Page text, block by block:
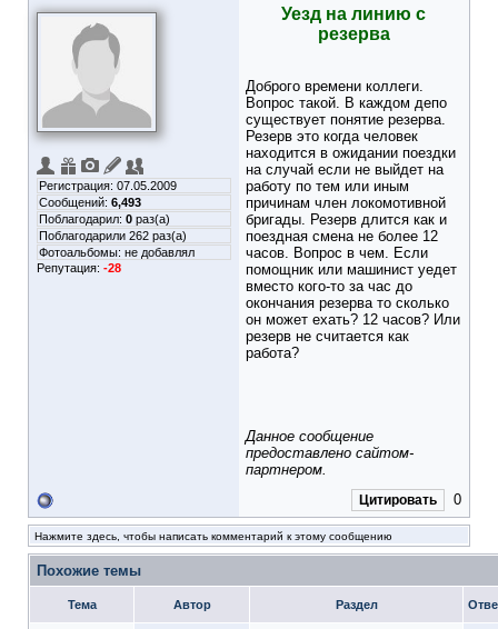
Регистрация: 07.05.2009
Сообщений: 6,493
Поблагодарил: 0 раз(а)
Поблагодарили 262 раз(а)
Фотоальбомы: не добавлял
Репутация: -28
Уезд на линию с
резерва
Доброго времени коллеги.
Вопрос такой. В каждом депо
существует понятие резерва.
Резерв это когда человек
находится в ожидании поездки
на случай если не выйдет на
работу по тем или иным
причинам член локомотивной
бригады. Резерв длится как и
поездная смена не более 12
часов. Вопрос в чем. Если
помощник или машинист уедет
вместо кого-то за час до
окончания резерва то сколько
он может ехать? 12 часов? Или
резерв не считается как
работа?
Данное сообщение
предоставлено сайтом-
партнером.
Цитировать 0
Нажмите здесь, чтобы написать комментарий к этому сообщению
Похожие темы
Тема Автор Раздел